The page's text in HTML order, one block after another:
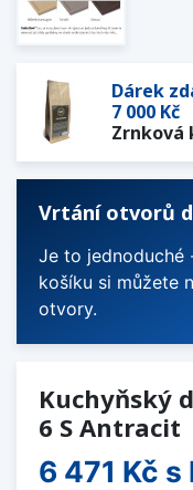
Dárek
7 000 Kč
Zrnková
Vrtání otvorů
Je to
košíku si můžete
otvory.
Kuchyňský
6 S Antracit
6 471 Kč s